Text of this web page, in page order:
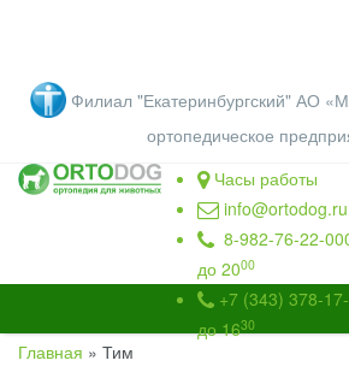
Филиал "Екатеринбургский" АО
ортопедическое
Часы работы
info@ortodog.ru
8-982-76-22-
до 2000
+7 (343) 378-
до 1630
Главная » Тим